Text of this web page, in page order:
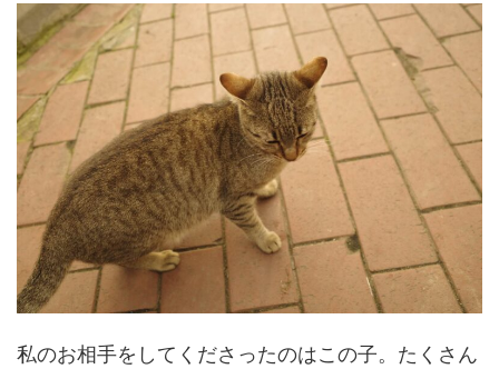
私のお相手をしてくださったのはこの子。たくさん